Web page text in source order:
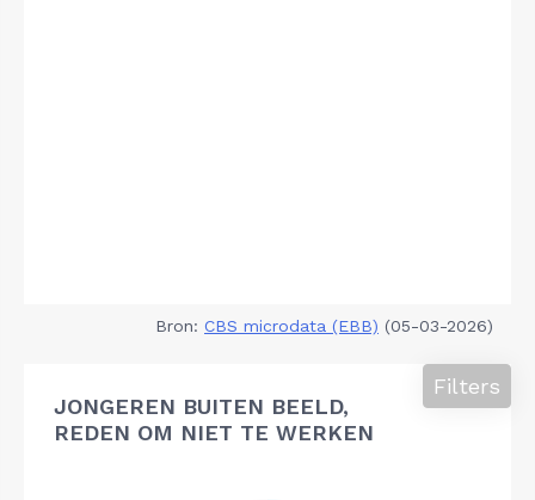
Bron: CBS microdata (EBB) (05-03-2026)
JONGEREN BUITEN BEELD,
REDEN OM NIET TE WERKEN
Filters